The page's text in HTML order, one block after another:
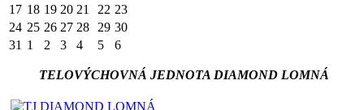
17 18 19 20 21 22 23
24 25 26 27 28 29 30
31 1 2 3 4 5 6
TELOVÝCHOVNÁ JEDNOTA DIAMOND LOMNÁ